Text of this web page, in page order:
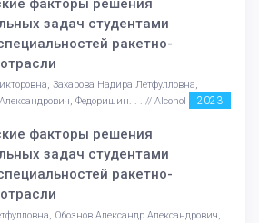
факторы решения
задач студентами
ракетно-
Захарова Надира Летфулловна,
Федоришин. . . // Alcohol
2023
факторы решения
задач студентами
ракетно-
Обознов Александр Александрович,